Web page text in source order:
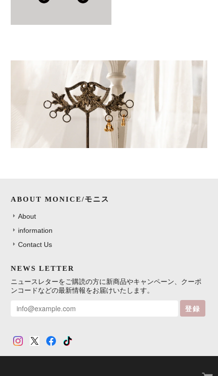
ABOUT MONICE/モニス
About
information
Contact Us
NEWS LETTER
ニュースレターをご購読の方に新商品やキャンペーン、クーポ
ンコードなどの最新情報をお届けいたします。
登録